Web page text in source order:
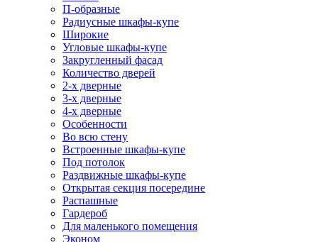
П-образные
Радиусные шкафы-купе
Широкие
Угловые шкафы-купе
Закругленный фасад
Количество дверей
2-х дверные
3-х дверные
4-х дверные
Особенности
Во всю стену
Встроенные шкафы-купе
Под потолок
Раздвижные шкафы-купе
Открытая секция посередине
Распашные
Гардероб
Для маленького помещения
Эконом